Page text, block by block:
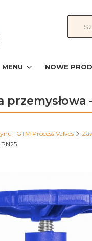
MENU NOWE
przemysłowa
| GTM Process Valves